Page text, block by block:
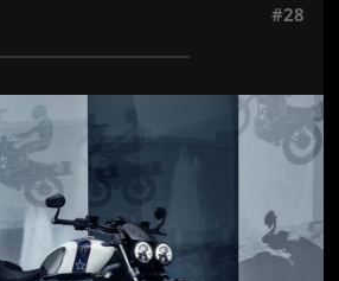
#28
Jön még kép!